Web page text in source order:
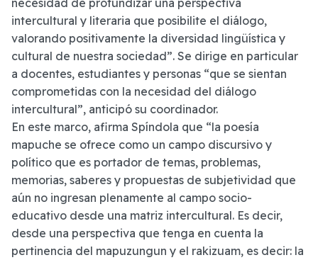
necesidad de profundizar una perspectiva
intercultural y literaria que posibilite el diálogo,
valorando positivamente la diversidad lingüística y
cultural de nuestra sociedad”. Se dirige en particular
a docentes, estudiantes y personas “que se sientan
comprometidas con la necesidad del diálogo
intercultural”, anticipó su coordinador.
En este marco, afirma Spíndola que “la poesía
mapuche se ofrece como un campo discursivo y
político que es portador de temas, problemas,
memorias, saberes y propuestas de subjetividad que
aún no ingresan plenamente al campo socio-
educativo desde una matriz intercultural. Es decir,
desde una perspectiva que tenga en cuenta la
pertinencia del mapuzungun y el rakizuam, es decir: la